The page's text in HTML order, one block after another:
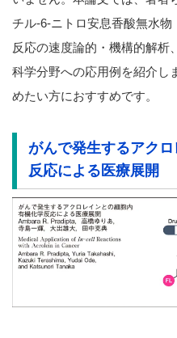
チル-6-ニトロ安息香酸無水
反応の速度論的・機構的解析
科学分野への応用例を紹介し
めたい方におすすめです。
がんで発生するアク
反応による医療展開